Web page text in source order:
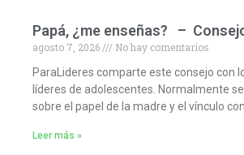
Papá, ¿me enseñas? –
agosto 7, 2026
No hay comentarios
ParaLideres comparte este consejo con
líderes de adolescentes. Normalmente
sobre el papel de la madre y el vínculo con
Leer más »